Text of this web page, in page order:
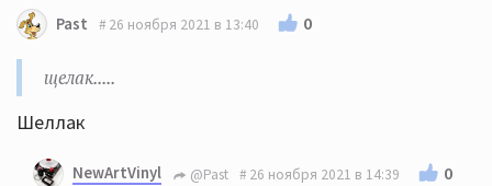
Past 26 ноября 2021 в 13:40 0
щелак.....
Шеллак
NewArtVinyl @Past 26 ноября 2021 в 14:39 0